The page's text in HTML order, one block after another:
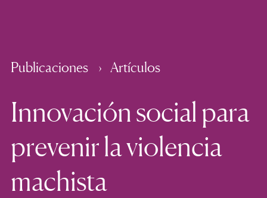
Publicaciones Artículos
Innovación social para
prevenir la violencia
machista